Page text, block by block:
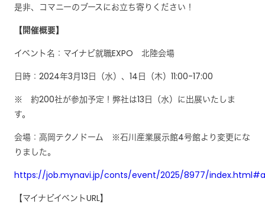
是非、コマニーのブースにお立ち寄りください！
【開催概要】
イベント名：マイナビ就職EXPO 北陸会場
日時：2024年3月13日（水）、14日（木）11:00-17:00
※ 約200社が参加予定！弊社は13日（水）に出展いたしま
す。
会場：高岡テクノドーム ※石川産業展示館4号館より変更にな
りました。
https://job.mynavi.jp/conts/event/2025/8977/
【マイナビイベントURL】